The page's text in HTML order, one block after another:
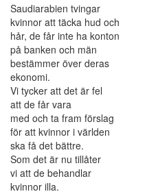
Saudiarabien tvingar
kvinnor att täcka hud och
hår, de får inte ha konton
på banken och män
bestämmer över deras
ekonomi.
Vi tycker att det är fel
att de får vara
med och ta fram förslag
för att kvinnor i världen
ska få det bättre.
Som det är nu tillåter
vi att de behandlar
kvinnor illa.